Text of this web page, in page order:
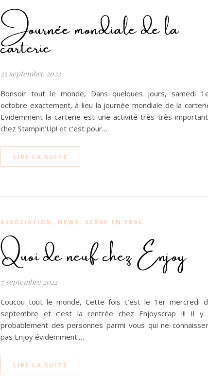
Journée mondiale de la
carterie
25 septembre 2022
Bonsoir tout le monde, Dans quelques jours, samedi
octobre exactement, à lieu la journée mondiale de la
Evidemment la carterie est une activité très très
chez Stampin’Up! et c’est pour…
LIRE LA SUITE
ASSOCIATION , NEWS, SCRAP EN VRAC
Quoi de neuf chez Enjoy
7 septembre 2022
Coucou tout le monde, Cette fois c’est le 1er mercredi
septembre et c’est la rentrée chez Enjoyscrap !!! Il y
probablement des personnes parmi vous qui ne
pas Enjoy évidemment.…
LIRE LA SUITE